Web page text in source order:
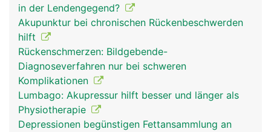
in der Lendengegend?
Akupunktur bei chronischen Rückenbeschwerden
hilft
Rückenschmerzen: Bildgebende-
Diagnoseverfahren nur bei schweren
Komplikationen
Lumbago: Akupressur hilft besser und länger als
Physiotherapie
Depressionen begünstigen Fettansammlung an